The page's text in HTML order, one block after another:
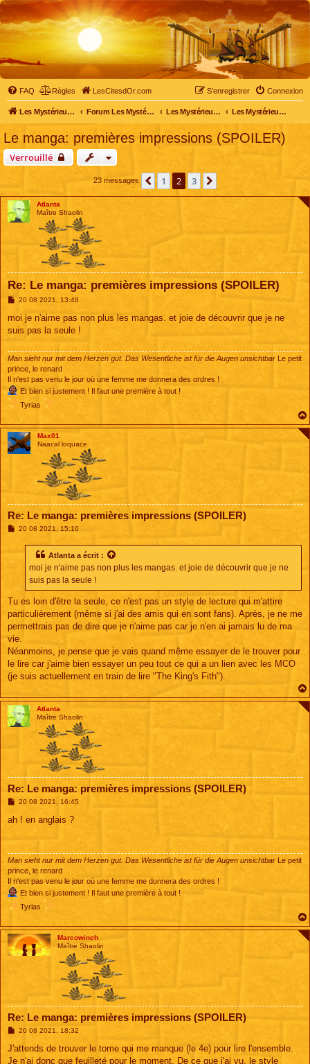
FAQ Règles LesCitesdOr.com Connexion
S’enregistrer
Les Mystérieuses Cités d'Or - LesCitesdOr.com Forum Les Mystérieuses Cités d'Or Les Mystérieuses Cités d'Or Les Mystérieuses Cités d'Or : les mangas
Le manga: premières impressions (SPOILER)
Verrouillé
23 messages Précédente
1 2 3
Atlanta
Maître Shaolin
Re: Le manga: premières impressions (SPOILER)
M
s
a
20 08 2021, 13:48
moi je n'aime pas non plus les mangas. et joie de découvrir que je ne
suis pas la seule !
Man sieht nur mit dem Herzen gut. Das Wesentliche ist für die Augen unsichtbar Le petit
prince, le renard
Il n'est pas venu le jour où une femme me donnera des ordres !
Et bien si justement ! Il faut une première à tout !
Tyrias
Max01
Naacal loquace
Re: Le manga: premières impressions (SPOILER)
M20 08 2021, 15:10
Atlantaa écrit :
moi je n'aime pas non plus les mangas. et joie de découvrir que je ne
suis pas la seule !
Tu es loin d'être la seule, ce n'est pas un style de lecture qui m'attire
particulièrement (même si j'ai des amis qui en sont fans). Après, je ne me
permettrais pas de dire que je n'aime pas car je n'en ai jamais lu de ma
vie.
Néanmoins, je pense que je vais quand même essayer de le trouver pour
le lire car j'aime bien essayer un peu tout ce qui a un lien avec les MCO
(je suis actuellement en train de lire "The King's Fith").
Atlanta
Maître Shaolin
Re: Le manga: premières impressions (SPOILER)
M
s
20 08 2021, 16:45
ah ! en anglais ?
Man sieht nur mit dem Herzen gut. Das Wesentliche ist für die Augen unsichtbar Le petit
prince, le renard
Il n'est pas venu le jour où une femme me donnera des ordres !
Et bien si justement ! Il faut une première à tout !
Tyrias
Marcowinch
Maître Shaolin
Re: Le manga: premières impressions (SPOILER)
M
s
20 08 2021, 18:32
J'attends de trouver le tome qui me manque (le 4e) pour lire l'ensemble.
Je n'ai donc que feuilleté pour le moment. De ce que j'ai vu, le style